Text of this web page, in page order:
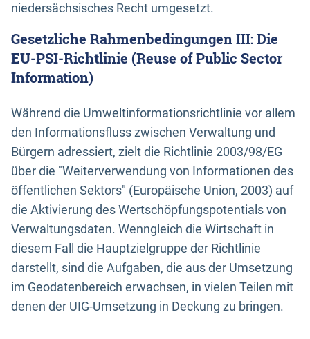
niedersächsisches Recht umgesetzt.
Gesetzliche Rahmenbedingungen III: Die
EU-PSI-Richtlinie (Reuse of Public Sector
Information)
Während die Umweltinformationsrichtlinie vor allem
den Informationsfluss zwischen Verwaltung und
Bürgern adressiert, zielt die Richtlinie 2003/98/EG
über die "Weiterverwendung von Informationen des
öffentlichen Sektors" (Europäische Union, 2003) auf
die Aktivierung des Wertschöpfungspotentials von
Verwaltungsdaten. Wenngleich die Wirtschaft in
diesem Fall die Hauptzielgruppe der Richtlinie
darstellt, sind die Aufgaben, die aus der Umsetzung
im Geodatenbereich erwachsen, in vielen Teilen mit
denen der UIG-Umsetzung in Deckung zu bringen.